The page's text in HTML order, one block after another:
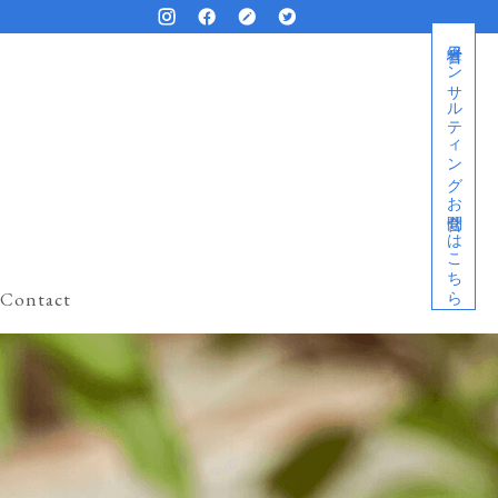
経営者コンサルティングお問合せはこちら
Contact